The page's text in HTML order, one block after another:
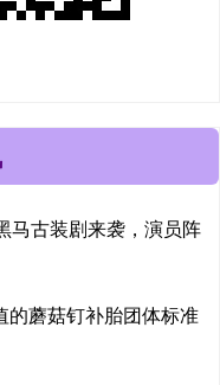
马古装剧来袭，演员阵
的蘑菇钉补胎团体标准